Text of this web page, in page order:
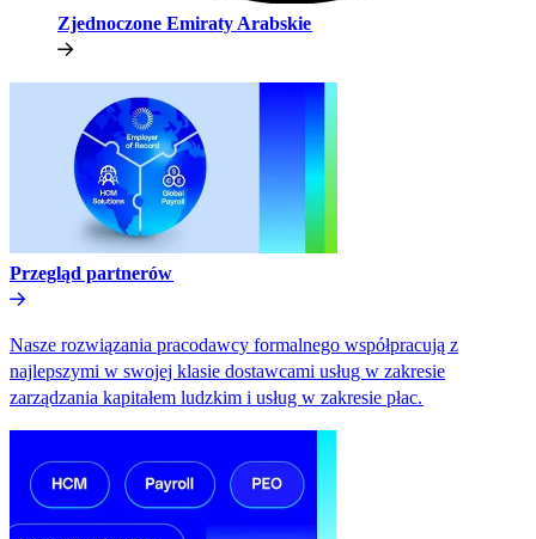
Zjednoczone Emiraty Arabskie​​
Przegląd partnerów​​
Nasze rozwiązania pracodawcy formalnego współpracują z
najlepszymi w swojej klasie dostawcami usług w zakresie
zarządzania kapitałem ludzkim i usług w zakresie płac.​​